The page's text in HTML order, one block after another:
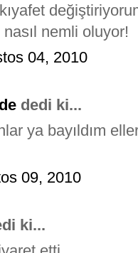
nemli oluyor!
04, 2010
dedi ki...
ya bayıldım
09, 2010
ki...